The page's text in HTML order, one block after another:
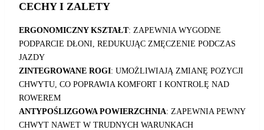
CECHY I ZALETY
ERGONOMICZNY KSZTAŁT: ZAPEWNIA WYGODNE
PODPARCIE DŁONI, REDUKUJĄC ZMĘCZENIE PODCZAS
JAZDY
ZINTEGROWANE ROGI: UMOŻLIWIAJĄ ZMIANĘ POZYCJI
CHWYTU, CO POPRAWIA KOMFORT I KONTROLĘ NAD
ROWEREM
ANTYPOŚLIZGOWA POWIERZCHNIA: ZAPEWNIA PEWNY
CHWYT NAWET W TRUDNYCH WARUNKACH